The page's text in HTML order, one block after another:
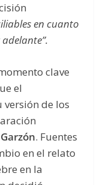
en cuanto
clave
el
de los
. Fuentes
en el relato
en la